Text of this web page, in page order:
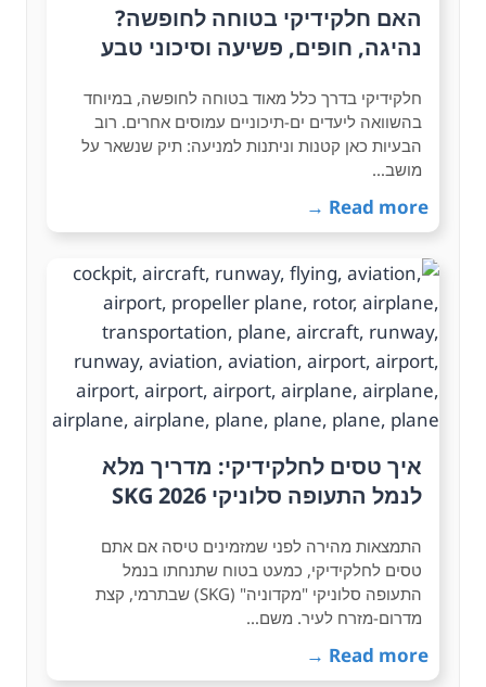
האם חלקידיקי בטוחה לחופשה?
נהיגה, חופים, פשיעה וסיכוני טבע
חלקידיקי בדרך כלל מאוד בטוחה לחופשה, במיוחד
בהשוואה ליעדים ים-תיכוניים עמוסים אחרים. רוב
הבעיות כאן קטנות וניתנות למניעה: תיק שנשאר על
מושב…
Read more →
איך טסים לחלקידיקי: מדריך מלא
לנמל התעופה סלוניקי SKG 2026
התמצאות מהירה לפני שמזמינים טיסה אם אתם
טסים לחלקידיקי, כמעט בטוח שתנחתו בנמל
התעופה סלוניקי "מקדוניה" (SKG) שבתרמי, קצת
מדרום-מזרח לעיר. משם…
Read more →